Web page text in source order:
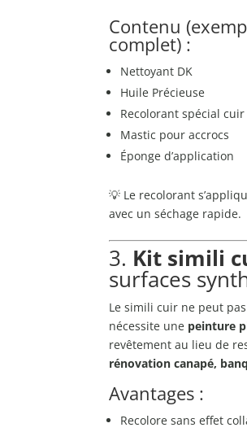
Contenu
complet) :
Nettoyant DK
Huile Précieuse
Recolorant spécial
Mastic pour accrocs
Éponge d’application
💡 Le recolorant
avec un séchage rapide.
3. Kit simili
surfaces
Le simili cuir ne peut
nécessite une peinture
revêtement au lieu de
rénovation canapé,
Avantages :
Recolore sans effet